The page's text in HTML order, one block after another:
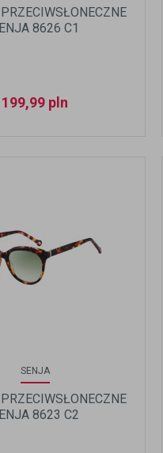
8626 C1
199,99 pln
SENJA
8623 C2